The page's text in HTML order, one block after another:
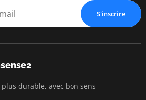
S'inscrire
durable, avec bon sens